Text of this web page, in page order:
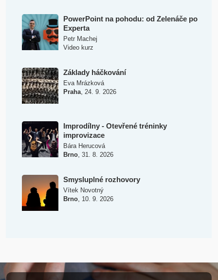
PowerPoint na pohodu: od Zelenáče po
Experta
Petr Machej
Video kurz
Základy háčkování
Eva Mrázková
Praha, 24. 9. 2026
Improdílny - Otevřené tréninky
improvizace
Bára Herucová
Brno, 31. 8. 2026
Smysluplné rozhovory
Vítek Novotný
Brno, 10. 9. 2026